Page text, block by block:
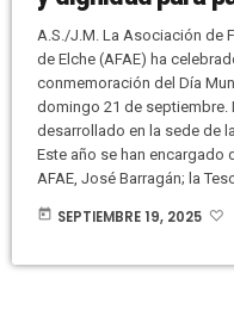
A.S./J.M. La Asociación de
de Elche (AFAE) ha
conmemoración del Día
domingo 21 de septiembre.
desarrollado en la sede de
Este año se han encargado
AFAE, José Barragán; la
today SEPTIEMBRE 19, 2025